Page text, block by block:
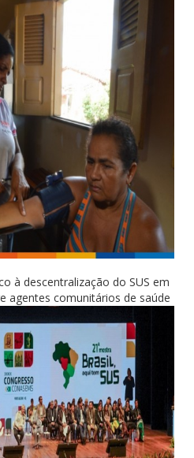
à descentralização do SUS em
agentes comunitários de saúde